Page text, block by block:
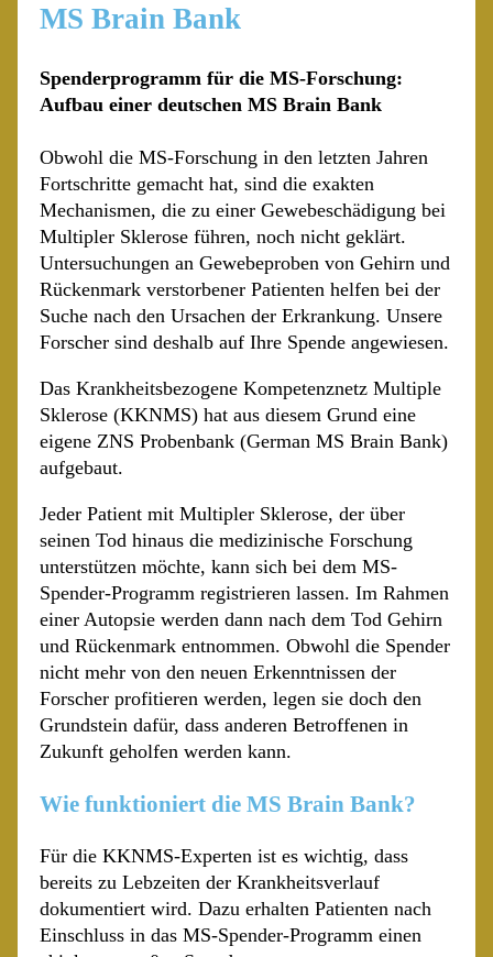
MS Brain Bank
Spenderprogramm für die MS-Forschung:
Aufbau einer deutschen MS Brain Bank
Obwohl die MS-Forschung in den letzten Jahren
Fortschritte gemacht hat, sind die exakten
Mechanismen, die zu einer Gewebeschädigung bei
Multipler Sklerose führen, noch nicht geklärt.
Untersuchungen an Gewebeproben von Gehirn und
Rückenmark verstorbener Patienten helfen bei der
Suche nach den Ursachen der Erkrankung. Unsere
Forscher sind deshalb auf Ihre Spende angewiesen.
Das Krankheitsbezogene Kompetenznetz Multiple
Sklerose (KKNMS) hat aus diesem Grund eine
eigene ZNS Probenbank (German MS Brain Bank)
aufgebaut.
Jeder Patient mit Multipler Sklerose, der über
seinen Tod hinaus die medizinische Forschung
unterstützen möchte, kann sich bei dem MS-
Spender-Programm registrieren lassen. Im Rahmen
einer Autopsie werden dann nach dem Tod Gehirn
und Rückenmark entnommen. Obwohl die Spender
nicht mehr von den neuen Erkenntnissen der
Forscher profitieren werden, legen sie doch den
Grundstein dafür, dass anderen Betroffenen in
Zukunft geholfen werden kann.
Wie funktioniert die MS Brain Bank?
Für die KKNMS-Experten ist es wichtig, dass
bereits zu Lebzeiten der Krankheitsverlauf
dokumentiert wird. Dazu erhalten Patienten nach
Einschluss in das MS-Spender-Programm einen